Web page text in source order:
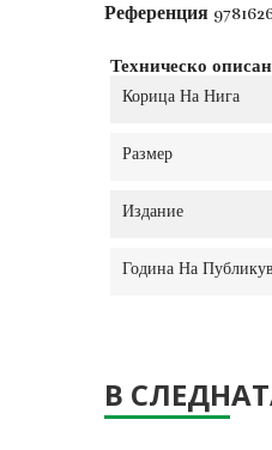
Референция
Техническо
Корица На Нига
Размер
Издание
Година На
В